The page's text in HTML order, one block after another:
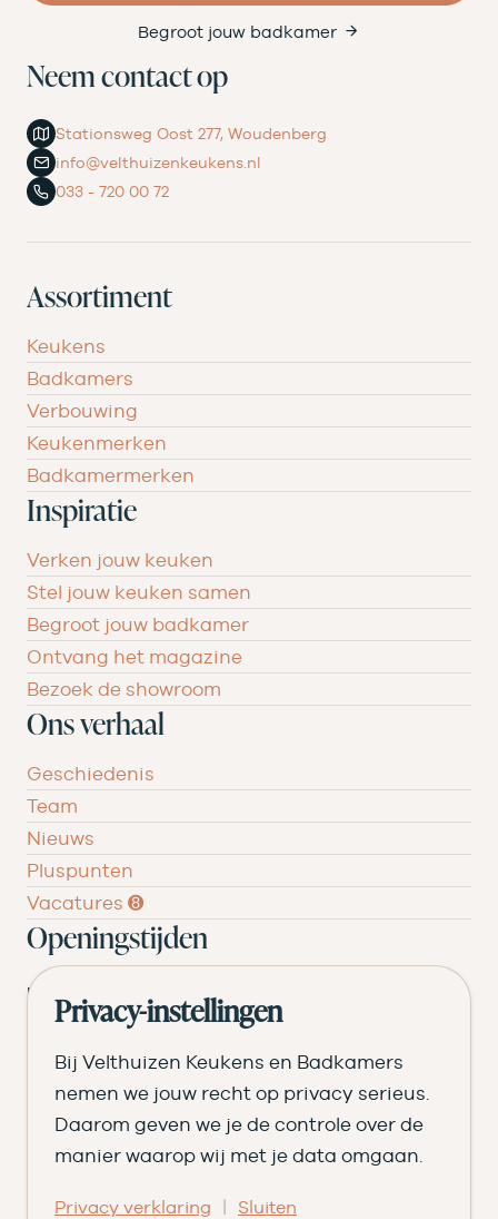
Begroot jouw badkamer
Neem contact op
Stationsweg Oost 277, Woudenberg
info@velthuizenkeukens.nl
033 - 720 00 72
Assortiment
Keukens
Badkamers
Verbouwing
Keukenmerken
Badkamermerken
Inspiratie
Verken jouw keuken
Stel jouw keuken samen
Begroot jouw badkamer
Ontvang het magazine
Bezoek de showroom
Ons verhaal
Geschiedenis
Team
Nieuws
Pluspunten
Vacatures ➑
Openingstijden
DI 09.00 tot 17.30
09.00 tot 17.30
09.00 tot 20.00
Privacy-instellingen
Bij Velthuizen Keukens en Badkamers
nemen we jouw recht op privacy serieus.
Daarom geven we je de controle over de
manier waarop wij met je data omgaan.
Privacy verklaring | Sluiten